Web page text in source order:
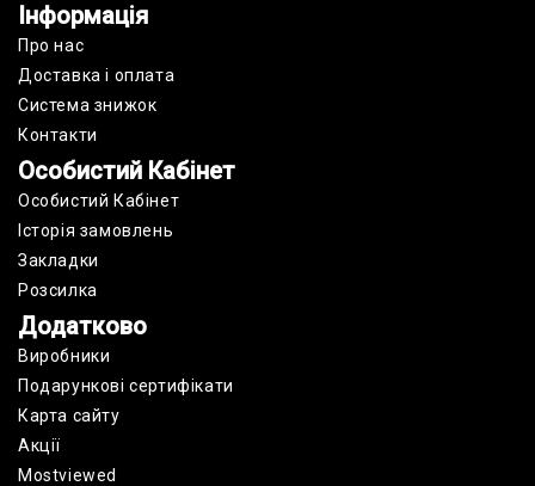
Інформація
Про нас
Доставка і оплата
Cистема знижок
Контакти
Особистий Кабінет
Особистий Кабінет
Історія замовлень
Закладки
Розсилка
Додатково
Виробники
Подарункові сертифікати
Карта сайту
Акції
Mostviewed